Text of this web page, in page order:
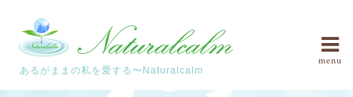
あるがままの私を愛する〜Naturalcalm
menu